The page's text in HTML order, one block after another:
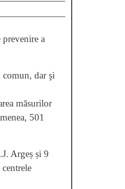
a
dar şi
măsurilor
501
Argeș și 9